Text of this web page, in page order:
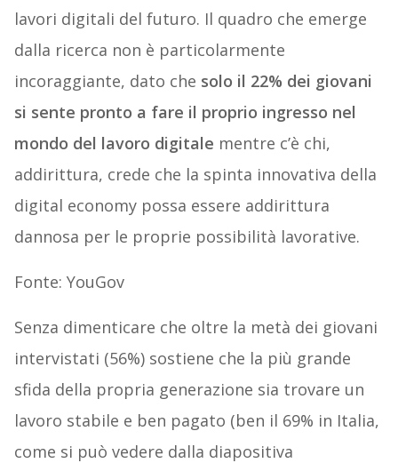
lavori digitali del futuro. Il quadro che emerge
dalla ricerca non è particolarmente
incoraggiante, dato che solo il 22% dei giovani
si sente pronto a fare il proprio ingresso nel
mondo del lavoro digitale mentre c’è chi,
addirittura, crede che la spinta innovativa della
digital economy possa essere addirittura
dannosa per le proprie possibilità lavorative.
Fonte: YouGov
Senza dimenticare che oltre la metà dei giovani
intervistati (56%) sostiene che la più grande
sfida della propria generazione sia trovare un
lavoro stabile e ben pagato (ben il 69% in Italia,
come si può vedere dalla diapositiva